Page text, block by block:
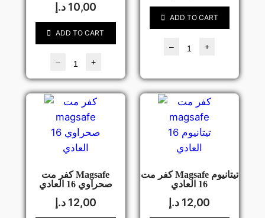
10,00 د.إ
ADD TO CART
– +
ADD TO CART
– +
كفر مت Magsafe
صحراوي 16 العادي
12,00 د.إ
كفر مت Magsafe تيتانيوم
16 العادي
12,00 د.إ